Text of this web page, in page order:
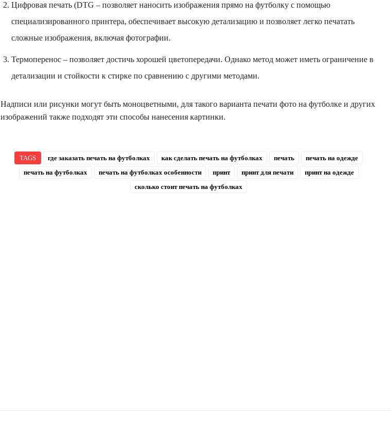
Цифровая печать (DTG – позволяет наносить изображения прямо на футболку с помощью
специализированного принтера, обеспечивает высокую детализацию и позволяет легко печатать
сложные изображения, включая фотографии.
Термоперенос – позволяет достичь хорошей цветопередачи. Однако метод может иметь ограничение в
детализации и стойкости к стирке по сравнению с другими методами.
Надписи или рисунки могут быть моноцветными, для такого варианта печати фото на футболке и других
изображений также подходят эти способы нанесения картинки.
TAGS где заказать печать на футболках как сделать печать на футболках печать
печать на одежде
печать на футболках
печать на футболках особенности принт принт для печати
принт на одежде
сколько стоит печать на футболках